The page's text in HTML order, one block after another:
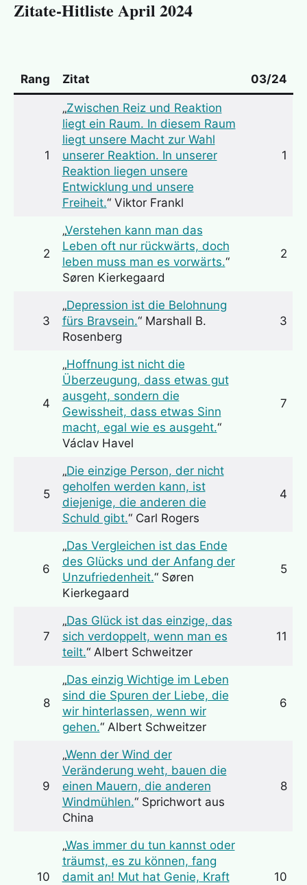
Zitate-Hitliste April 2024
Rang Zitat 03/24
1
„Zwischen Reiz und Reaktion
liegt ein Raum. In diesem Raum
liegt unsere Macht zur Wahl
unserer Reaktion. In unserer
Reaktion liegen unsere
Entwicklung und unsere
Freiheit.“ Viktor Frankl
1
2
„Verstehen kann man das
Leben oft nur rückwärts, doch
leben muss man es vorwärts.“
Søren Kierkegaard
2
3
„Depression ist die Belohnung
fürs Bravsein.“ Marshall B.
Rosenberg
3
4
„Hoffnung ist nicht die
Überzeugung, dass etwas gut
ausgeht, sondern die
Gewissheit, dass etwas Sinn
macht, egal wie es ausgeht.“
Václav Havel
7
5
„Die einzige Person, der nicht
geholfen werden kann, ist
diejenige, die anderen die
Schuld gibt.“ Carl Rogers
4
6
„Das Vergleichen ist das Ende
des Glücks und der Anfang der
Unzufriedenheit.“ Søren
Kierkegaard
5
7
„Das Glück ist das einzige, das
sich verdoppelt, wenn man es
teilt.“ Albert Schweitzer
11
8
„Das einzig Wichtige im Leben
sind die Spuren der Liebe, die
wir hinterlassen, wenn wir
gehen.“ Albert Schweitzer
6
9
„Wenn der Wind der
Veränderung weht, bauen die
einen Mauern, die anderen
Windmühlen.“ Sprichwort aus
China
8
10
„Was immer du tun kannst oder
träumst, es zu können, fang
damit an! Mut hat Genie, Kraft
10